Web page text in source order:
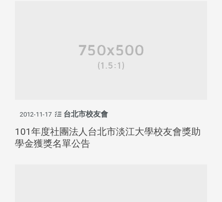
2012-11-17 台北市校友會
101年度社團法人台北市淡江大學校友會獎助
學金獲獎名單公告